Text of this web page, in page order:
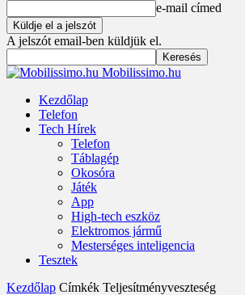
e-mail címed
A jelszót email-ben küldjük el.
Mobilissimo.hu
Kezdőlap
Telefon
Tech Hírek
Telefon
Táblagép
Okosóra
Játék
App
High-tech eszköz
Elektromos jármű
Mesterséges inteligencia
Tesztek
Kezdőlap Címkék Teljesítményveszteség